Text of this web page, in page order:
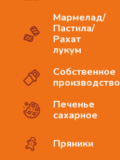
Мармелад/
Пастила/
Рахат
лукум
Собственное
производство
Печенье
сахарное
Пряники